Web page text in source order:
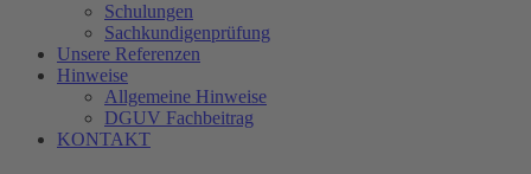
Schulungen
Sachkundigenprüfung
Unsere Referenzen
Hinweise
Allgemeine Hinweise
DGUV Fachbeitrag
KONTAKT